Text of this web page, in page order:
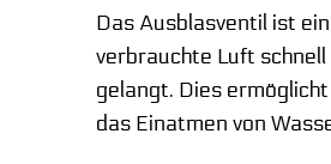
Das Ausblasventil ist
verbrauchte Luft
gelangt. Dies
das Einatmen von